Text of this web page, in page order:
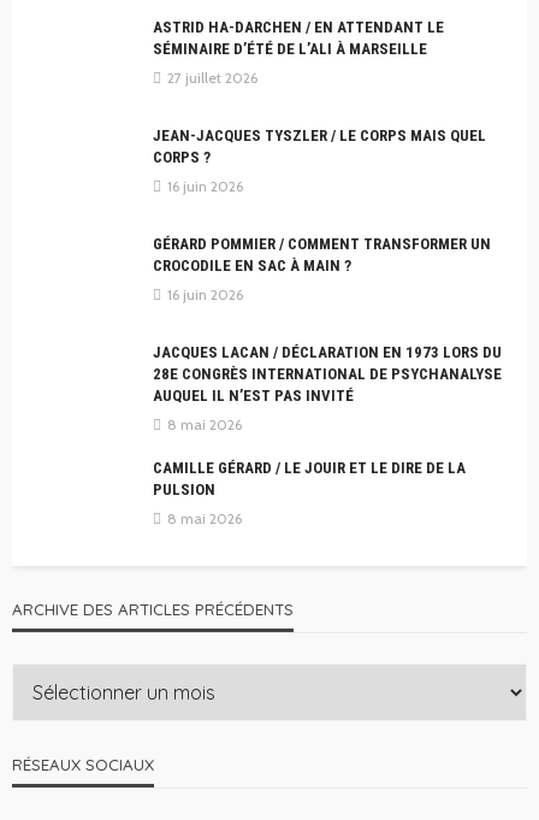
ASTRID HA-DARCHEN / EN ATTENDANT LE
SÉMINAIRE D’ÉTÉ DE L’ALI À MARSEILLE
27 juillet 2026
JEAN-JACQUES TYSZLER / LE CORPS MAIS QUEL
CORPS ?
16 juin 2026
GÉRARD POMMIER / COMMENT TRANSFORMER UN
CROCODILE EN SAC À MAIN ?
16 juin 2026
JACQUES LACAN / DÉCLARATION EN 1973 LORS DU
28E CONGRÈS INTERNATIONAL DE PSYCHANALYSE
AUQUEL IL N’EST PAS INVITÉ
8 mai 2026
CAMILLE GÉRARD / LE JOUIR ET LE DIRE DE LA
PULSION
8 mai 2026
ARCHIVE DES ARTICLES PRÉCÉDENTS
RÉSEAUX SOCIAUX